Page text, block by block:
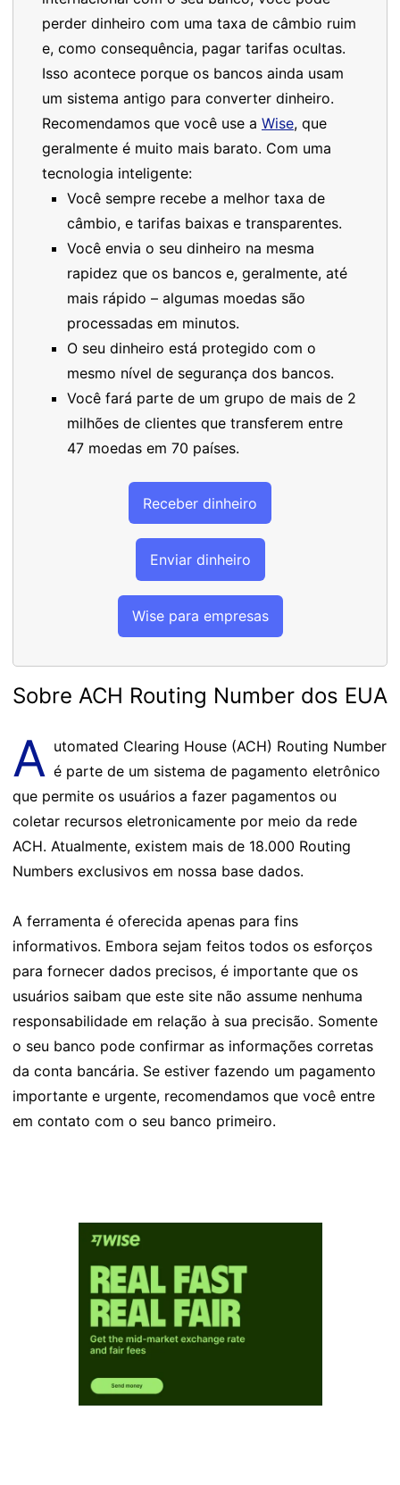
perder dinheiro com uma taxa de câmbio ruim
e, como consequência, pagar tarifas ocultas.
Isso acontece porque os bancos ainda usam
um sistema antigo para converter dinheiro.
Recomendamos que você use a Wise, que
geralmente é muito mais barato. Com uma
tecnologia inteligente:
Você sempre recebe a melhor taxa de
câmbio, e tarifas baixas e transparentes.
Você envia o seu dinheiro na mesma
rapidez que os bancos e, geralmente, até
mais rápido – algumas moedas são
processadas em minutos.
O seu dinheiro está protegido com o
mesmo nível de segurança dos bancos.
Você fará parte de um grupo de mais de 2
milhões de clientes que transferem entre
47 moedas em 70 países.
Receber dinheiro
Enviar dinheiro
Wise para empresas
Sobre ACH Routing Number dos EUA
A utomated Clearing House (ACH) Routing Number
é parte de um sistema de pagamento eletrônico
que permite os usuários a fazer pagamentos ou
coletar recursos eletronicamente por meio da rede
ACH. Atualmente, existem mais de 18.000 Routing
Numbers exclusivos em nossa base dados.
A ferramenta é oferecida apenas para fins
informativos. Embora sejam feitos todos os esforços
para fornecer dados precisos, é importante que os
usuários saibam que este site não assume nenhuma
responsabilidade em relação à sua precisão. Somente
o seu banco pode confirmar as informações corretas
da conta bancária. Se estiver fazendo um pagamento
importante e urgente, recomendamos que você entre
em contato com o seu banco primeiro.